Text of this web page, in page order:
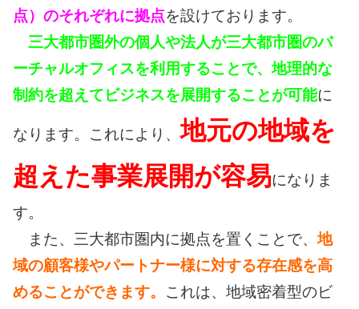
点）のそれぞれに拠点を設けております。
三大都市圏外の個人や法人が三大都市圏のバ
ーチャルオフィスを利用することで、地理的な
制約を超えてビジネスを展開することが可能に
なります。これにより、地元の地域を
超えた事業展開が容易になりま
す。
また、三大都市圏内に拠点を置くことで、地
域の顧客様やパートナー様に対する存在感を高
めることができます。 これは、地域密着型のビ